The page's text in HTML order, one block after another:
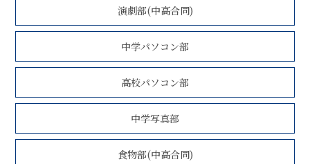
演劇部(中高合同)
中学パソコン部
高校パソコン部
中学写真部
食物部(中高合同)